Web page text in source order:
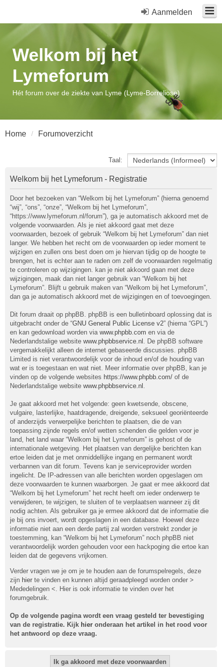
Aanmelden
Welkom bij het
Lymeforum
Hét forum over de ziekte van Lyme (Lyme-Borreliose)
Home Forumoverzicht
Taal:
Welkom bij het Lymeforum - Registratie
Door het bezoeken van “Welkom bij het Lymeforum” (hierna genoemd
“wij”, “ons”, “onze”, “Welkom bij het Lymeforum”,
“https://www.lymeforum.nl/forum”), ga je automatisch akkoord met de
volgende voorwaarden. Als je niet akkoord gaat met deze
voorwaarden, bezoek of gebruik “Welkom bij het Lymeforum” dan niet
langer. We hebben het recht om de voorwaarden op ieder moment te
wijzigen en zullen ons best doen om je hiervan tijdig op de hoogte te
brengen, het is echter aan te raden om zelf de voorwaarden regelmatig
te controleren op wijzigingen. kan je niet akkoord gaan met deze
wijzigingen, maak dan niet langer gebruik van “Welkom bij het
Lymeforum”. Blijft u gebruik maken van “Welkom bij het Lymeforum”,
dan ga je automatisch akkoord met de wijzigingen en of toevoegingen.
Dit forum draait op phpBB. phpBB is een bulletinboard oplossing dat is
uitgebracht onder de “GNU General Public License v2” (hierna “GPL”)
en kan gedownload worden via www.phpbb.com en via de
Nederlandstalige website www.phpbbservice.nl . De phpBB software
vergemakkelijkt alleen de internet gebaseerde discussies. phpBB
Limited is niet verantwoordelijk voor de inhoud en/of de houding van
wat er is toegestaan en wat niet. Meer informatie over phpBB, kan je
vinden op de volgende websites https://www.phpbb.com/ of de
Nederlandstalige website www.phpbbservice.nl .
Je gaat akkoord met het volgende: geen kwetsende, obscene,
vulgaire, lasterlijke, haatdragende, dreigende, seksueel georiënteerde
of anderzijds verwerpelijke berichten te plaatsen, die de van
toepassing zijnde regels en/of wetten schenden die gelden voor je
land, het land waar “Welkom bij het Lymeforum” is gehost of de
internationale wetgeving. Het plaatsen van dergelijke berichten kan
ertoe leiden dat je met onmiddellijke ingang en permanent wordt
verbannen van dit forum. Tevens kan je serviceprovider worden
ingelicht. De IP-adressen van alle berichten worden opgeslagen om
deze voorwaarden te kunnen waarborgen. Je gaat er mee akkoord dat
“Welkom bij het Lymeforum” het recht heeft om ieder onderwerp te
verwijderen, te wijzigen, te sluiten of te verplaatsen wanneer zij dit
nodig achten. Als gebruiker ga je ermee akkoord dat de informatie die
je bij ons invoert, wordt opgeslagen in een database. Hoewel deze
informatie niet aan een derde partij zal worden verstrekt zonder je
toestemming, kan “Welkom bij het Lymeforum” noch phpBB niet
verantwoordelijk worden gehouden voor een hackpoging die ertoe kan
leiden dat de gegevens vrijkomen.
Verder vragen we je om je te houden aan de forumspelregels, deze
zijn hier te vinden en kunnen altijd geraadpleegd worden onder >
Mededelingen <. Hier is ook informatie te vinden over het
forumgebruik.
Op de volgende pagina wordt een vraag gesteld ter bevestiging
van de registratie. Kijk hier onderaan het artikel in het rood voor
het antwoord op deze vraag.